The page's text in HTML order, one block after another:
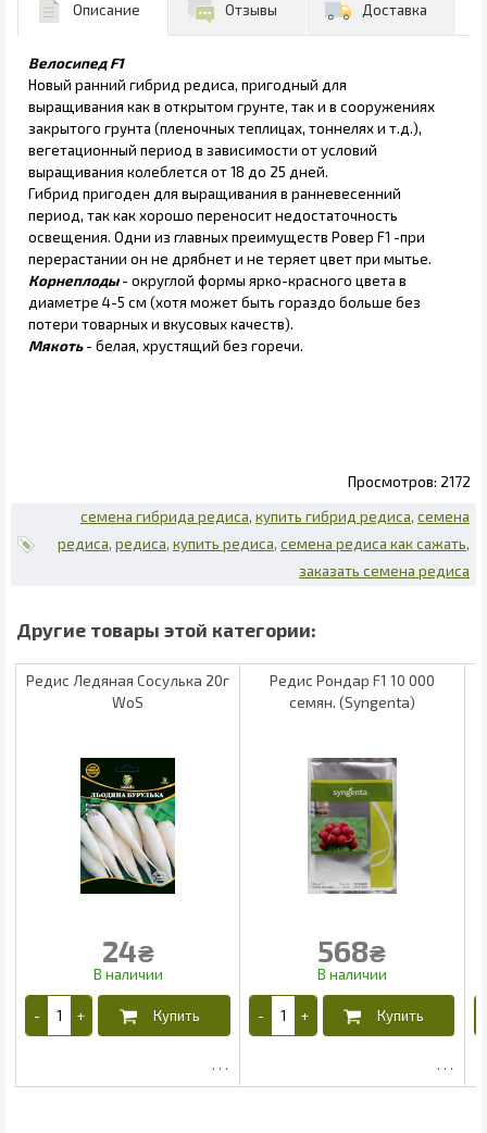
Описание Отзывы Доставка
Велосипед F1
Новый ранний гибрид редиса, пригодный для
выращивания как в открытом грунте, так и в сооружениях
закрытого грунта (пленочных теплицах, тоннелях и т.д.),
вегетационный период в зависимости от условий
выращивания колеблется от 18 до 25 дней.
Гибрид пригоден для выращивания в ранневесенний
период, так как хорошо переносит недостаточность
освещения. Одни из главных преимуществ Ровер F1 -при
перерастании он не дрябнет и не теряет цвет при мытье.
Корнеплоды- округлой формы ярко-красного цвета в
диаметре 4-5 см (хотя может быть гораздо больше без
потери товарных и вкусовых качеств).
Мякоть - белая, хрустящий без горечи.
2172
семена гибрида редиса купить гибрид редиса семена
редиса редиса купить редиса семена редиса как сажать
заказать семена редиса
Редис Ледяная Сосулька 20г
WoS
24₴
Редис Рондар F1 10 000
семян. (Syngenta)
568₴